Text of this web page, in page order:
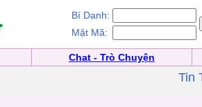
Bí Danh:
Mật Mã:
Chat - Trò Chuyện
Tin